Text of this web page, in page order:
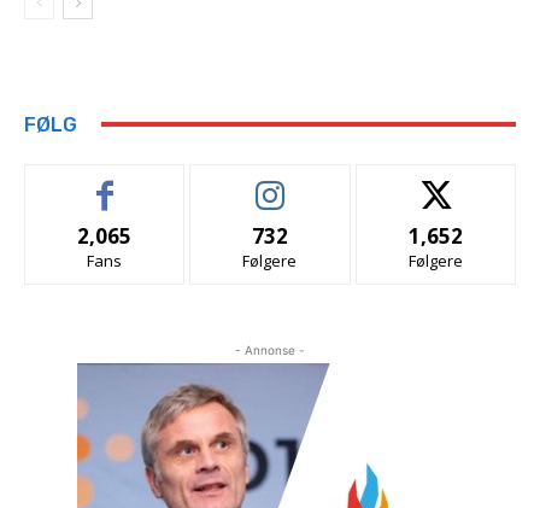
FØLG
2,065
Fans
732
Følgere
1,652
Følgere
- Annonse -